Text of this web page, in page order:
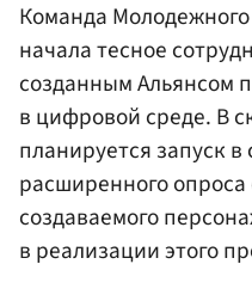
Команда
начала тесное
созданным Альянсом
в цифровой среде. В
планируется запуск
расширенного опроса
создаваемого
в реализации этого